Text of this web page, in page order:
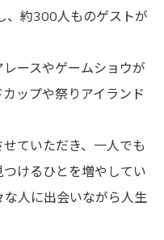
、約300人ものゲストが
ースやゲームショウが
ップや祭りアイランド
ていただき、一人でも
けるひとを増やしてい
な人に出会いながら人生